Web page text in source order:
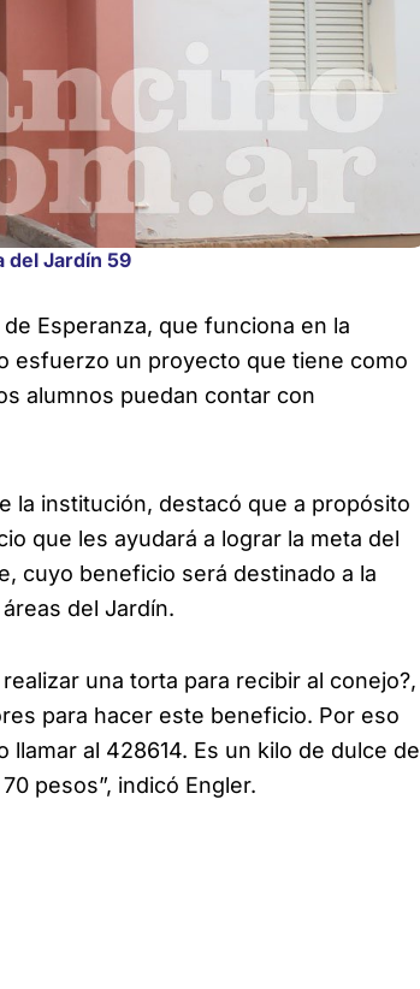
del Jardín 59
Esperanza, que funciona en la
esfuerzo un proyecto que tiene como
alumnos puedan contar con
la institución, destacó que a propósito
que les ayudará a lograr la meta del
cuyo beneficio será destinado a la
del Jardín.
una torta para recibir al conejo?,
para hacer este beneficio. Por eso
al 428614. Es un kilo de dulce de
pesos”, indicó Engler.